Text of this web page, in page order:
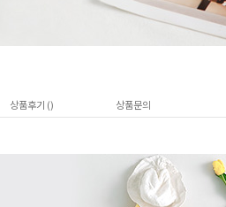
상품후기 () 상품문의